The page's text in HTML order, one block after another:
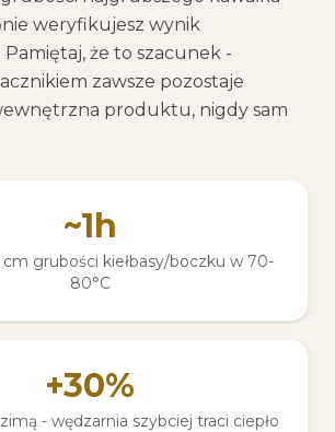
weryfikujesz wynik
że to szacunek -
zawsze pozostaje
produktu, nigdy sam
~1h
cm grubości kiełbasy/boczku w 70-
80°C
+30%
- wędzarnia szybciej traci ciepło